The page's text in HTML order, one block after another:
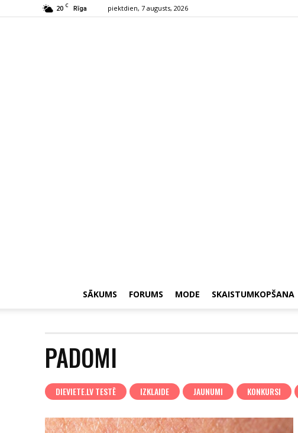
20 C Rīga piektdien, 7 augusts, 2026
SĀKUMS FORUMS MODE SKAISTUMKOPŠANA
PADOMI
DIEVIETE.LV TESTĒ IZKLAIDE JAUNUMI KONKURSI